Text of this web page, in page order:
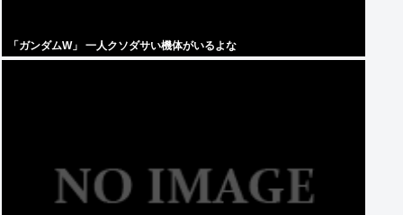
「ガンダムW」 一人クソダサい機体がいるよな